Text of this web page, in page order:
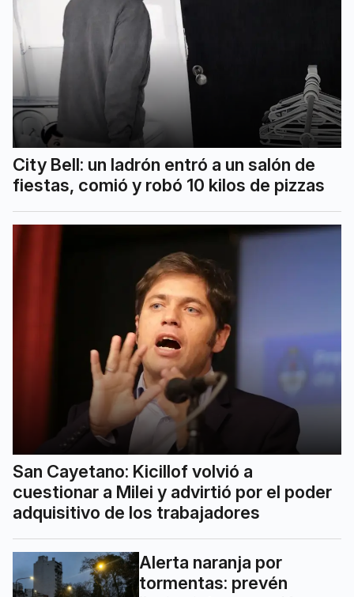
City Bell: un ladrón entró a un salón de
fiestas, comió y robó 10 kilos de pizzas
San Cayetano: Kicillof volvió a
cuestionar a Milei y advirtió por el poder
adquisitivo de los trabajadores
Alerta naranja por
tormentas: prevén